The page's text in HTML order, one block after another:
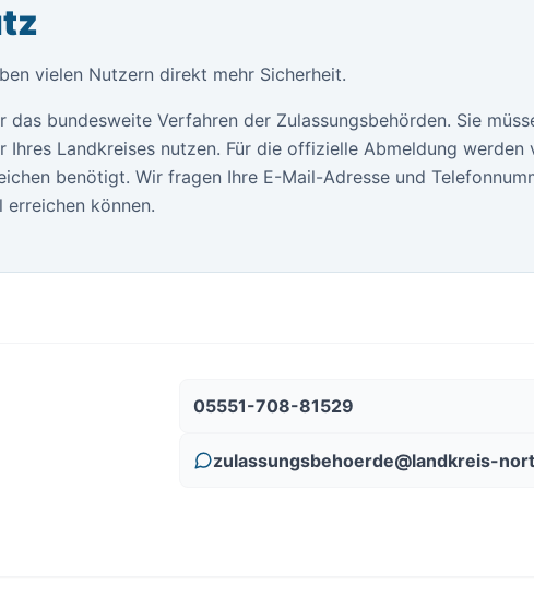
vielen Nutzern direkt mehr Sicherheit.
bundesweite Verfahren der Zulassungsbehörden. Sie
Landkreises nutzen. Für die offizielle Abmeldung werden
benötigt. Wir fragen Ihre E-Mail-Adresse und
können.
05551-708-81529
zulassungsbehoerde@landkreis-